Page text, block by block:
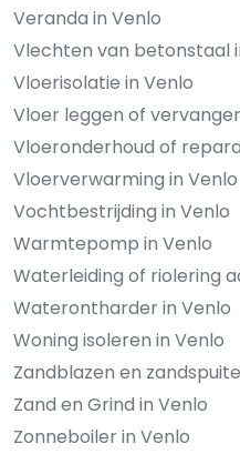
Veranda in Venlo
Vlechten van betonstaal
Vloerisolatie in Venlo
Vloer leggen of
Vloeronderhoud of
Vloerverwarming in Venlo
Vochtbestrijding in Venlo
Warmtepomp in Venlo
Waterleiding of riolering
Waterontharder in Venlo
Woning isoleren in Venlo
Zandblazen en
Zand en Grind in Venlo
Zonneboiler in Venlo